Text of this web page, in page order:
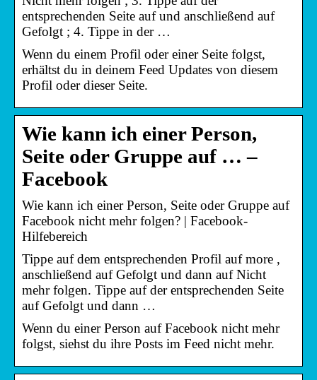
entsprechenden Seite auf und anschließend auf
Gefolgt ; 4. Tippe in der …
Wenn du einem Profil oder einer Seite folgst,
erhältst du in deinem Feed Updates von diesem
Profil oder dieser Seite.
Wie kann ich einer Person,
Seite oder Gruppe auf … –
Facebook
Wie kann ich einer Person, Seite oder Gruppe auf
Facebook nicht mehr folgen? | Facebook-
Hilfebereich
Tippe auf dem entsprechenden Profil auf more ,
anschließend auf Gefolgt und dann auf Nicht
mehr folgen. Tippe auf der entsprechenden Seite
auf Gefolgt und dann …
Wenn du einer Person auf Facebook nicht mehr
folgst, siehst du ihre Posts im Feed nicht mehr.